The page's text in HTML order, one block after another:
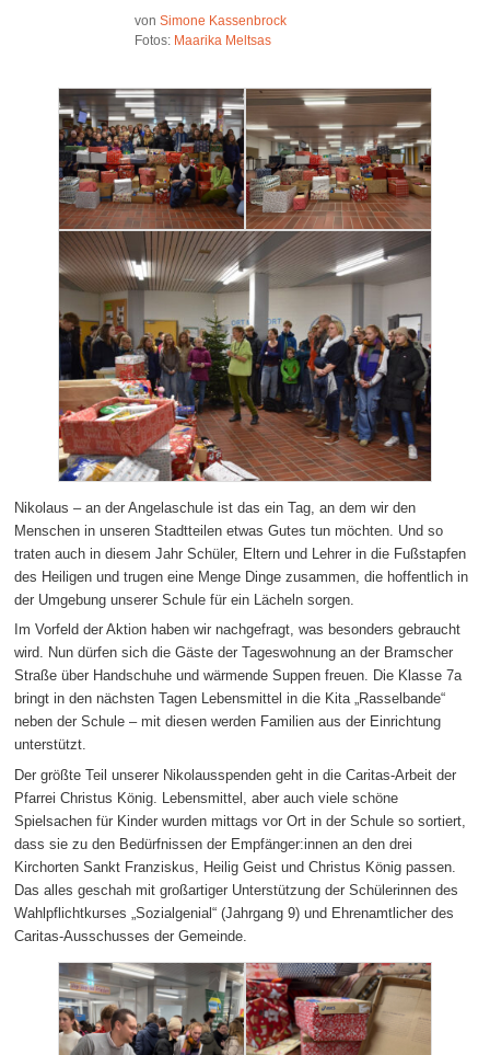
vonSimone Kassenbrock
Fotos: Maarika Meltsas
Nikolaus – an der Angelaschule ist das ein Tag, an dem wir den
Menschen in unseren Stadtteilen etwas Gutes tun möchten. Und so
traten auch in diesem Jahr Schüler, Eltern und Lehrer in die Fußstapfen
des Heiligen und trugen eine Menge Dinge zusammen, die hoffentlich in
der Umgebung unserer Schule für ein Lächeln sorgen.
Im Vorfeld der Aktion haben wir nachgefragt, was besonders gebraucht
wird. Nun dürfen sich die Gäste der Tageswohnung an der Bramscher
Straße über Handschuhe und wärmende Suppen freuen. Die Klasse 7a
bringt in den nächsten Tagen Lebensmittel in die Kita „Rasselbande“
neben der Schule – mit diesen werden Familien aus der Einrichtung
unterstützt.
Der größte Teil unserer Nikolausspenden geht in die Caritas-Arbeit der
Pfarrei Christus König. Lebensmittel, aber auch viele schöne
Spielsachen für Kinder wurden mittags vor Ort in der Schule so sortiert,
dass sie zu den Bedürfnissen der Empfänger:innen an den drei
Kirchorten Sankt Franziskus, Heilig Geist und Christus König passen.
Das alles geschah mit großartiger Unterstützung der Schülerinnen des
Wahlpflichtkurses „Sozialgenial“ (Jahrgang 9) und Ehrenamtlicher des
Caritas-Ausschusses der Gemeinde.